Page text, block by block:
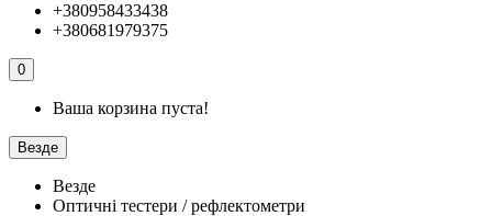
+380958433438
+380681979375
0
Ваша корзина пуста!
Везде
Везде
Оптичні тестери / рефлектометри